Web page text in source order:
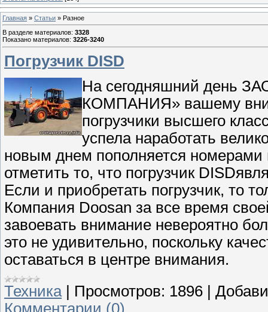
Главная » Статьи » Разное
В разделе материалов: 3328
Показано материалов: 3226-3240
Погрузчик DISD
На сегодняшний день
КОМПАНИЯ» вашему
погрузчики высшего
успела наработать
новым днем пополняется номерами
отметить то, что погрузчик
Если и приобретать погрузчик, то
Компания Doosan за все время
завоевать внимание невероятно
это не удивительно, поскольку
оставаться в центре внимания.
Техника| Просмотров: 1896
Комментарии (0)